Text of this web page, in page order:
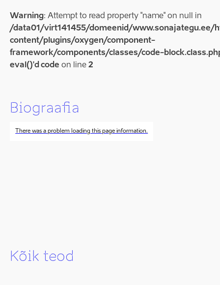
Warning: Attempt to read property "name" on null in
/data01/virt141455/domeenid/www.sonajategu.ee/
content/plugins/oxygen/component-
framework/components/classes/code-
eval()'d code on line 2
Biograafia
There was a problem loading this page information.
Kõik teod